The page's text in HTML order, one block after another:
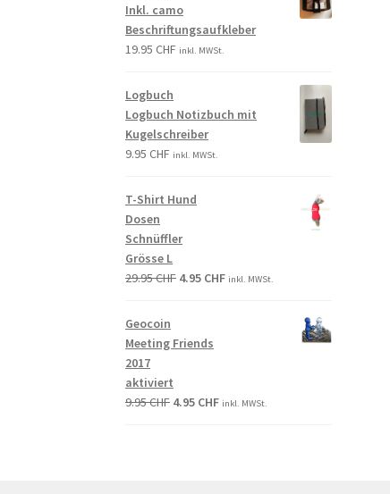
Inkl. camo
Beschriftungsaufkleber
19.95CHF inkl. MWSt.
Logbuch
Logbuch Notizbuch mit
Kugelschreiber
9.95CHF inkl. MWSt.
T-Shirt Hund
Dosen
Schnüffler
Grösse L
29.95CHF 4.95 CHF inkl. MWSt.
Geocoin
Meeting Friends
2017
aktiviert
9.95CHF 4.95 CHF inkl. MWSt.